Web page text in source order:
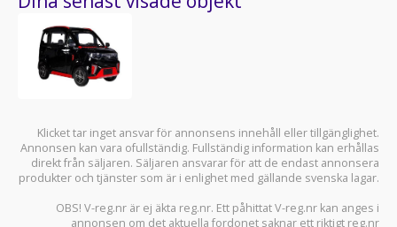
Klicket tar inget ansvar för annonsens innehåll eller tillgänglighet.
Annonsen kan vara ofullständig. Fullständig information kan erhållas
direkt från säljaren. Säljaren ansvarar för att de endast annonsera
produkter och tjänster som är i enlighet med gällande svenska lagar.
OBS! V-reg.nr är ej äkta reg.nr. Ett påhittat V-reg.nr kan anges i
annonsen om det aktuella fordonet saknar ett riktigt reg.nr